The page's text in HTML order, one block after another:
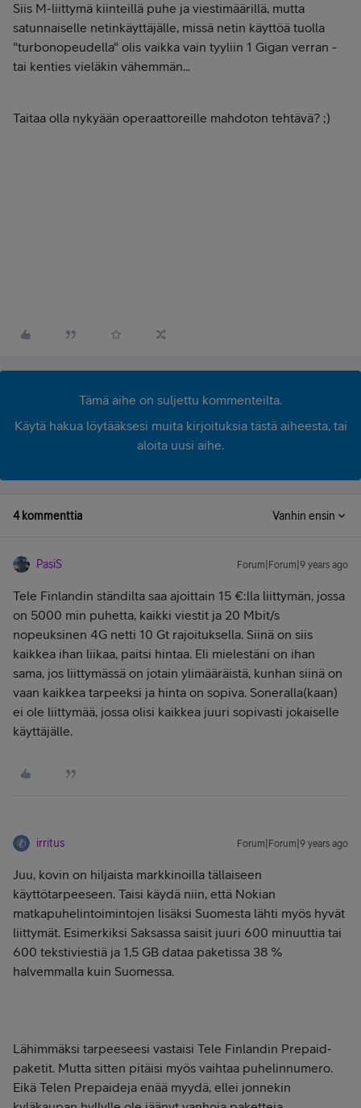
Siis M-liittymä kiinteillä puhe ja viestimäärillä, mutta
satunnaiselle netinkäyttäjälle, missä netin käyttöä tuolla
"turbonopeudella" olis vaikka vain tyyliin 1 Gigan verran -
tai kenties vieläkin vähemmän...
Taitaa olla nykyään operaattoreille mahdoton tehtävä? ;)
Tämä aihe on suljettu kommenteilta.
Käytä hakua löytääksesi muita kirjoituksia tästä aiheesta, tai
aloita uusi aihe.
4 kommenttia Vanhin ensin
PasiS Forum|Forum|9 years ago
Tele Finlandin ständilta saa ajoittain 15 €:lla liittymän, jossa
on 5000 min puhetta, kaikki viestit ja 20 Mbit/s
nopeuksinen 4G netti 10 Gt rajoituksella. Siinä on siis
kaikkea ihan liikaa, paitsi hintaa. Eli mielestäni on ihan
sama, jos liittymässä on jotain ylimääräistä, kunhan siinä on
vaan kaikkea tarpeeksi ja hinta on sopiva. Soneralla(kaan)
ei ole liittymää, jossa olisi kaikkea juuri sopivasti jokaiselle
käyttäjälle.
irritus Forum|Forum|9 years ago
Juu, kovin on hiljaista markkinoilla tällaiseen
käyttötarpeeseen. Taisi käydä niin, että Nokian
matkapuhelintoimintojen lisäksi Suomesta lähti myös hyvät
liittymät. Esimerkiksi Saksassa saisit juuri 600 minuuttia tai
600 tekstiviestiä ja 1,5 GB dataa paketissa 38 %
halvemmalla kuin Suomessa.
Lähimmäksi tarpeeseesi vastaisi Tele Finlandin Prepaid-
paketit. Mutta sitten pitäisi myös vaihtaa puhelinnumero.
Eikä Telen Prepaideja enää myydä, ellei jonnekin